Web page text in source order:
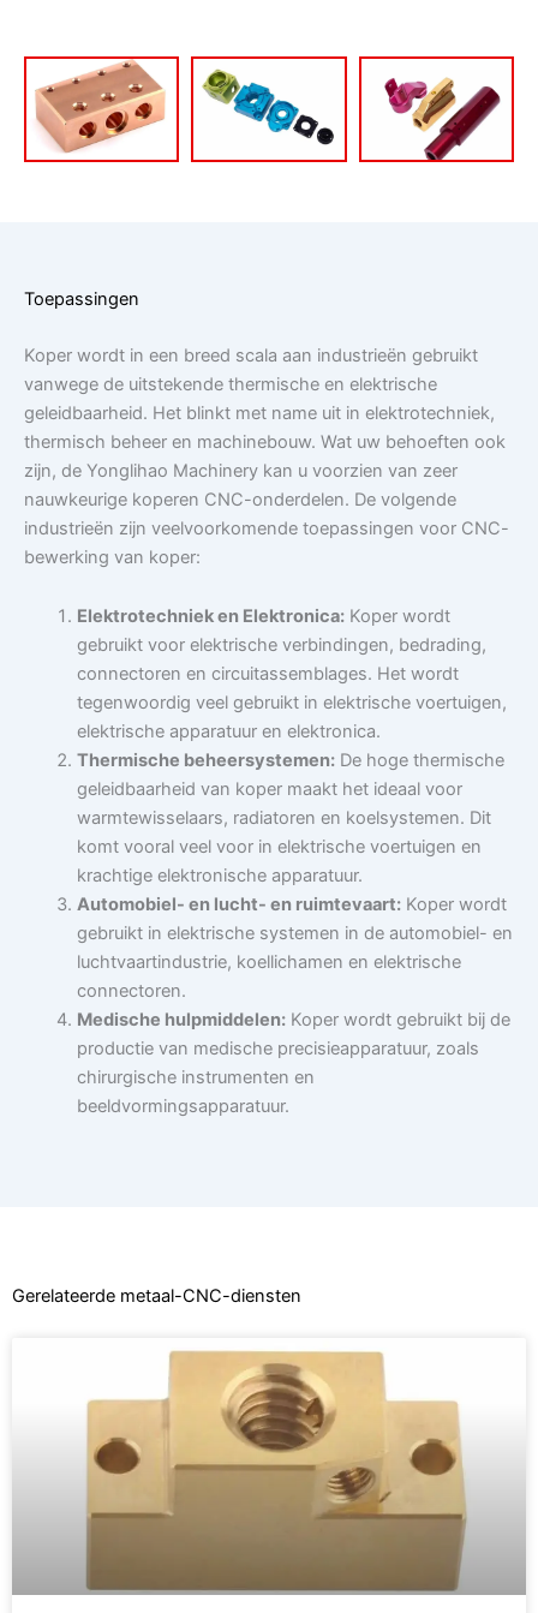
Toepassingen
Koper wordt in een breed scala aan industrieën gebruikt
vanwege de uitstekende thermische en elektrische
geleidbaarheid. Het blinkt met name uit in elektrotechniek,
thermisch beheer en machinebouw. Wat uw behoeften ook
zijn, de Yonglihao Machinery kan u voorzien van zeer
nauwkeurige koperen CNC-onderdelen. De volgende
industrieën zijn veelvoorkomende toepassingen voor CNC-
bewerking van koper:
Elektrotechniek en Elektronica:Koper wordt
gebruikt voor elektrische verbindingen, bedrading,
connectoren en circuitassemblages. Het wordt
tegenwoordig veel gebruikt in elektrische voertuigen,
elektrische apparatuur en elektronica.
Thermische beheersystemen:De hoge thermische
geleidbaarheid van koper maakt het ideaal voor
warmtewisselaars, radiatoren en koelsystemen. Dit
komt vooral veel voor in elektrische voertuigen en
krachtige elektronische apparatuur.
Automobiel- en lucht- en ruimtevaart:Koper wordt
gebruikt in elektrische systemen in de automobiel- en
luchtvaartindustrie, koellichamen en elektrische
connectoren.
Medische hulpmiddelen:Koper wordt gebruikt bij de
productie van medische precisieapparatuur, zoals
chirurgische instrumenten en
beeldvormingsapparatuur.
Gerelateerde metaal-CNC-diensten